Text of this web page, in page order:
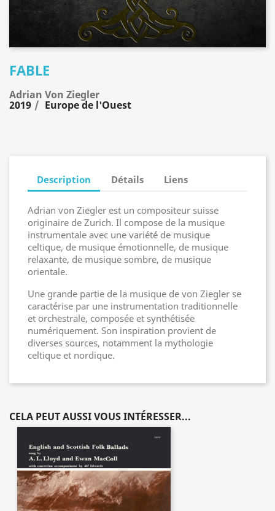
FABLE
Adrian Von Ziegler
2019 Europe de l'Ouest
Description Détails Liens
Adrian von Ziegler est un compositeur suisse
originaire de Zurich. Il compose de la musique
instrumentale avec une variété de musique
celtique, de musique émotionnelle, de musique
relaxante, de musique sombre, de musique
orientale.
Une grande partie de la musique de von Ziegler se
caractérise par une instrumentation traditionnelle
et orchestrale, composée et synthétisée
numériquement. Son inspiration provient de
diverses sources, notamment la mythologie
celtique et nordique.
CELA PEUT AUSSI VOUS INTÉRESSER...